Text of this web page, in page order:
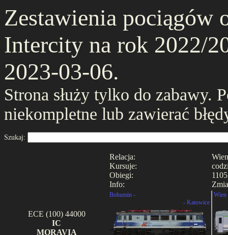
Zestawienia pociągów
Intercity na rok 2022/
2023-03-06.
Strona służy tylko do zabawy.
niekompletne lub zawierać
Szukaj:
Relacja:
Kursuje:
Obiegi:
Info:
ECE (100) 44000
IC
MORAVIA
Bohumin -
- Katowice